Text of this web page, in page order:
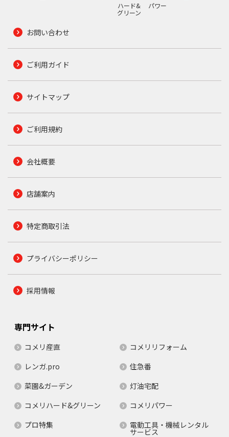
ハード&
グリーン
パワー
お問い合わせ
ご利用ガイド
サイトマップ
ご利用規約
会社概要
店舗案内
特定商取引法
プライバシーポリシー
採用情報
専門サイト
コメリ産直
コメリリフォーム
レンガ.pro
住急番
菜園&ガーデン
灯油宅配
コメリハード&グリーン
コメリパワー
プロ特集
電動工具・機械レンタル
サービス